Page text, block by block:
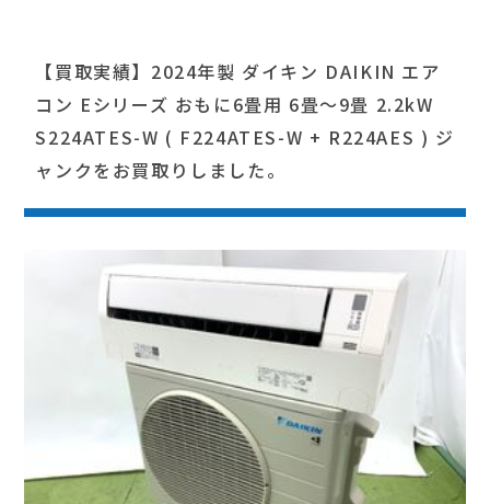
【買取実績】2024年製 ダイキン DAIKIN エア
コン Eシリーズ おもに6畳用 6畳～9畳 2.2kW
S224ATES-W ( F224ATES-W + R224AES ) ジ
ャンクをお買取りしました。